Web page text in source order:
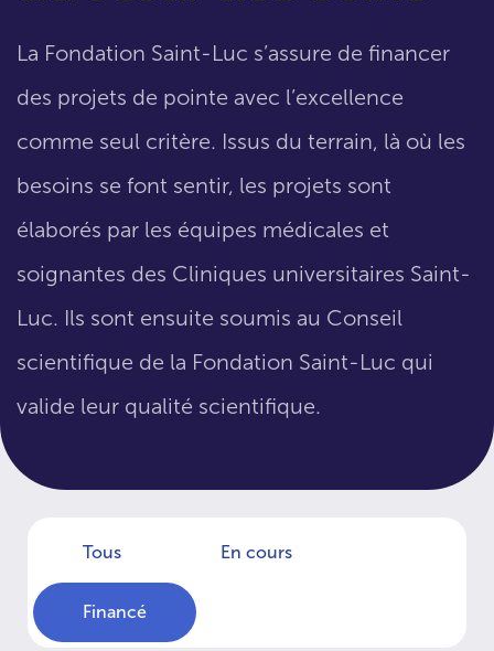
La Fondation Saint-Luc s’assure de financer
des projets de pointe avec l’excellence
comme seul critère. Issus du terrain, là où les
besoins se font sentir, les projets sont
élaborés par les équipes médicales et
soignantes des Cliniques universitaires Saint-
Luc. Ils sont ensuite soumis au Conseil
scientifique de la Fondation Saint-Luc qui
valide leur qualité scientifique.
Tous En cours
Financé